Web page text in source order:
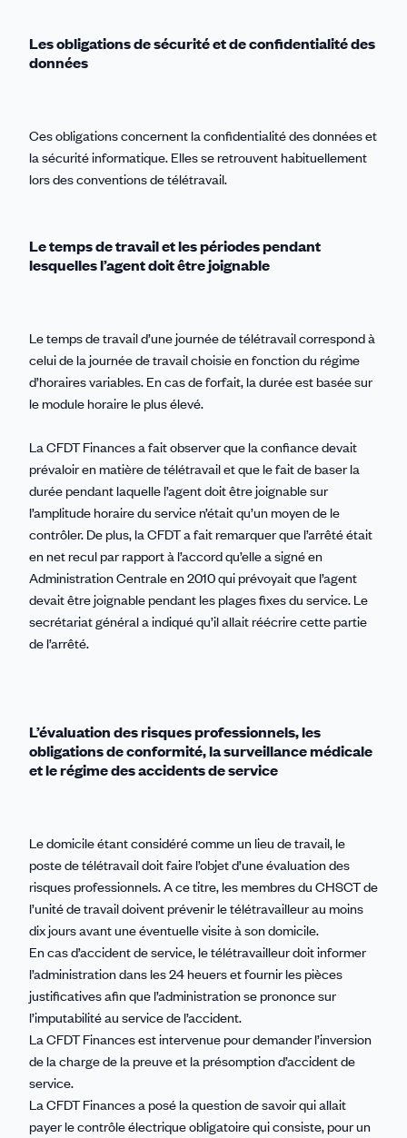
Les obligations de sécurité et de confidentialité des
données
Ces obligations concernent la confidentialité des données et
la sécurité informatique. Elles se retrouvent habituellement
lors des conventions de télétravail.
Le temps de travail et les périodes pendant
lesquelles l’agent doit être joignable
Le temps de travail d’une journée de télétravail correspond à
celui de la journée de travail choisie en fonction du régime
d’horaires variables. En cas de forfait, la durée est basée sur
le module horaire le plus élevé.
La CFDT Finances a fait observer que la confiance devait
prévaloir en matière de télétravail et que le fait de baser la
durée pendant laquelle l’agent doit être joignable sur
l’amplitude horaire du service n’était qu’un moyen de le
contrôler. De plus, la CFDT a fait remarquer que l’arrêté était
en net recul par rapport à l’accord qu’elle a signé en
Administration Centrale en 2010 qui prévoyait que l’agent
devait être joignable pendant les plages fixes du service. Le
secrétariat général a indiqué qu’il allait réécrire cette partie
de l’arrêté.
L’évaluation des risques professionnels, les
obligations de conformité, la surveillance médicale
et le régime des accidents de service
Le domicile étant considéré comme un lieu de travail, le
poste de télétravail doit faire l’objet d’une évaluation des
risques professionnels. A ce titre, les membres du CHSCT de
l’unité de travail doivent prévenir le télétravailleur au moins
dix jours avant une éventuelle visite à son domicile.
En cas d’accident de service, le télétravailleur doit informer
l’administration dans les 24 heuers et fournir les pièces
justificatives afin que l’administration se prononce sur
l’imputabilité au service de l’accident.
La CFDT Finances est intervenue pour demander l’inversion
de la charge de la preuve et la présomption d’accident de
service.
La CFDT Finances a posé la question de savoir qui allait
payer le contrôle électrique obligatoire qui consiste, pour un